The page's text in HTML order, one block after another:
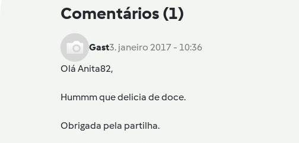
Comentários (1)
Gast3. janeiro 2017 - 10:36
Olá Anita82,
Hummm que delicia de doce.
Obrigada pela partilha.